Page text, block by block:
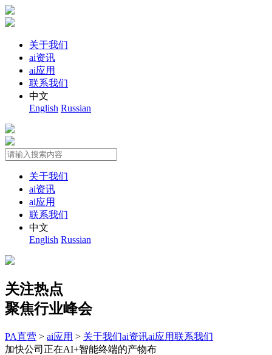
关于我们
ai资讯
ai应用
联系我们
中文
English Russian
关于我们
ai资讯
ai应用
联系我们
中文
English Russian
关注热点
聚焦行业峰会
PA直营 > ai应用 > 关于我们ai资讯ai应用联系我们
加快公司正在AI+智能终端的产物布